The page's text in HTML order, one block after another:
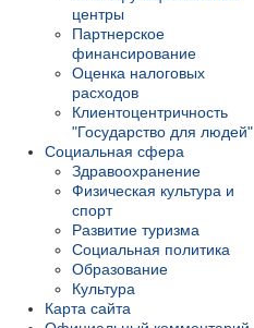
центры
Партнерское
финансирование
Оценка налоговых
расходов
Клиентоцентричность
"Государство для людей"
Социальная сфера
Здравоохранение
Физическая культура и
спорт
Развитие туризма
Социальная политика
Образование
Культура
Карта сайта